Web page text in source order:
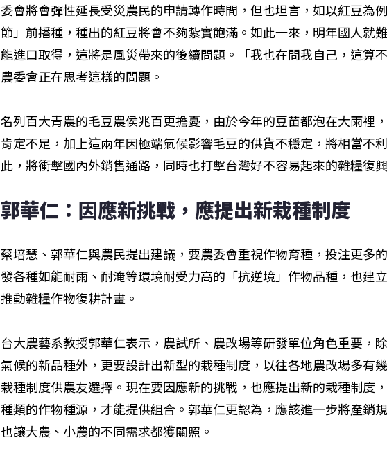
委會將會彈性延長受災農民的申請轉作時間，但也坦言，如以紅豆為
節」前播種，種出的紅豆將會不夠紮實飽滿。如此一來，明年國人就
能進口取得，這將是風災帶來的後續問題。「我也在問我自己，這算
農委會正在思考這樣的問題。
名列百大青農的毛豆農侯兆百更擔憂，由於今年的豆苗都泡在大雨裡
肯定不足，加上這兩年因極端氣候影響毛豆的供貨不穩定，將相當不
此，將衝擊國內外銷售通路，同時也打擊台灣好不容易起來的雜糧復
郭華仁：因應新挑戰，應提出新栽種制度
蔡培慧、郭華仁與農民提出建議，要農委會重視作物育種，投注更多
發各種如能耐雨、耐淹等環境耐受力高的「抗逆境」作物品種，也建
推動雜糧作物復耕計畫。
台大農藝系教授郭華仁表示，農試所、農改場等研發單位角色重要，
氣候的新品種外，更要設計出新型的栽種制度，以往各地農改場多有
栽種制度供農友選擇。現在要因應新的挑戰，也應提出新的栽種制度
種類的作物種源，才能提供組合。郭華仁更認為，應該進一步將產銷
也讓大農、小農的不同需求都獲關照。